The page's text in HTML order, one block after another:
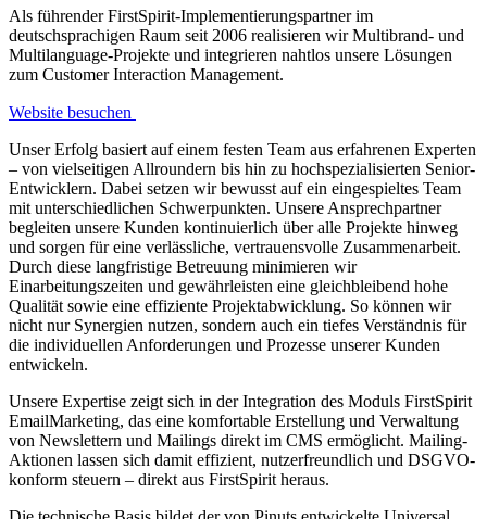
Als führender FirstSpirit-Implementierungspartner im
deutschsprachigen Raum seit 2006 realisieren wir Multibrand- und
Multilanguage-Projekte und integrieren nahtlos unsere Lösungen
zum Customer Interaction Management.
Website besuchen
Unser Erfolg basiert auf einem festen Team aus erfahrenen Experten
– von vielseitigen Allroundern bis hin zu hochspezialisierten Senior-
Entwicklern. Dabei setzen wir bewusst auf ein eingespieltes Team
mit unterschiedlichen Schwerpunkten. Unsere Ansprechpartner
begleiten unsere Kunden kontinuierlich über alle Projekte hinweg
und sorgen für eine verlässliche, vertrauensvolle Zusammenarbeit.
Durch diese langfristige Betreuung minimieren wir
Einarbeitungszeiten und gewährleisten eine gleichbleibend hohe
Qualität sowie eine effiziente Projektabwicklung. So können wir
nicht nur Synergien nutzen, sondern auch ein tiefes Verständnis für
die individuellen Anforderungen und Prozesse unserer Kunden
entwickeln.
Unsere Expertise zeigt sich in der Integration des Moduls FirstSpirit
EmailMarketing, das eine komfortable Erstellung und Verwaltung
von Newslettern und Mailings direkt im CMS ermöglicht. Mailing-
Aktionen lassen sich damit effizient, nutzerfreundlich und DSGVO-
konform steuern – direkt aus FirstSpirit heraus.